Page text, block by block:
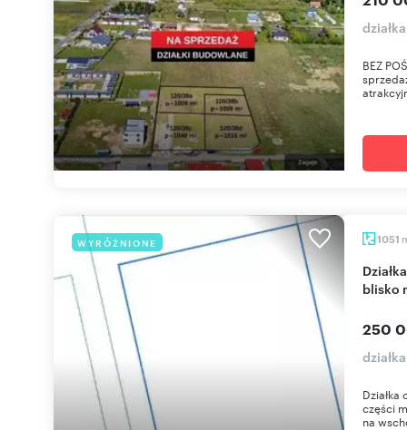
BEZ
WYRÓŻNIONE 1051
Działka 1051 m² z warunkami zabudowy, media,
blisko
250
części
na